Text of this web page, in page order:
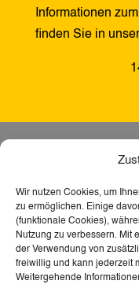
Wir nutzen Cookies, um
zu ermöglichen. Einige
(funktionale Cookies),
Nutzung zu verbessern. Mit
der Verwendung von
freiwillig und kann jederzeit
Weitergehende
Informationen
finden Sie in